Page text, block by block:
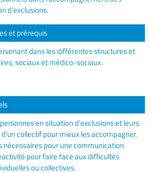
d’exclusions.
et prérequis
dans les différentes structures et
sociaux et médico-sociaux.
en situation d’exclusions et leurs
collectif pour mieux les accompagner.
nécessaires pour une communication
pour faire face aux difficultés
ou collectives.